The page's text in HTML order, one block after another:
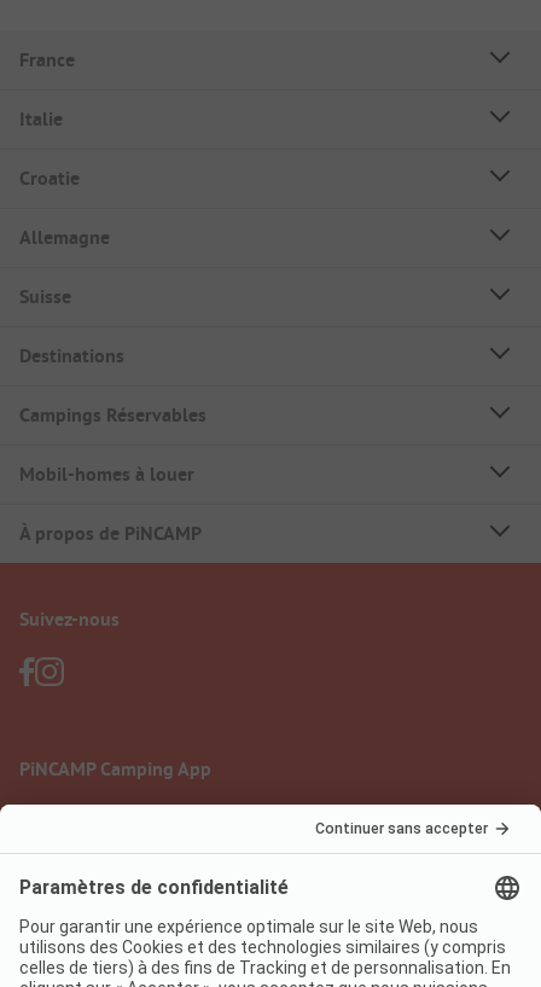
France
Italie
Croatie
Allemagne
Suisse
Destinations
Campings Réservables
Mobil-homes à louer
À propos de PiNCAMP
Suivez-nous
PiNCAMP Camping App
Mentions légales
Conditions d'utilisation